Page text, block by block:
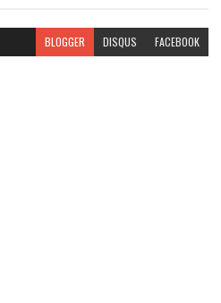
BLOGGER DISQUS FACEBOOK